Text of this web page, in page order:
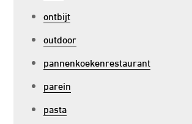
ontbijt
outdoor
pannenkoekenrestaurant
parein
pasta